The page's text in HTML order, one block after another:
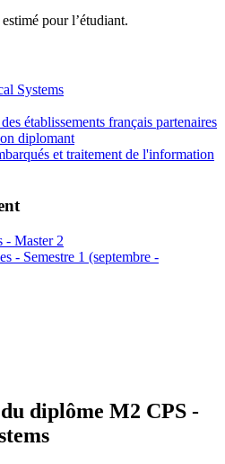
pour l’étudiant.
Systems
établissements français partenaires
diplomant
et traitement de l'information
- Master 2
- Semestre 1 (septembre -
diplôme M2 CPS -